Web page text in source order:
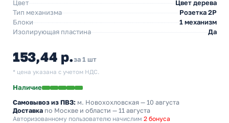
Цвет
Цвет дерева
Тип механизма
Розетка 2Р
Блоки
1 механизм
Изолирующая пластина
Да
153,44 р.за 1 шт
* цена указана с учетом НДС.
Наличие
Самовывоз из ПВЗ: м. Новохохловская — 10 августа
Доставка по Москве и области — 11 августа
Авторизованному пользователю начислим 2 бонуса